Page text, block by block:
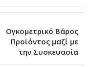
Ογκομετρικό Βάρος
Προϊόντος μαζί με
την Συσκευασία